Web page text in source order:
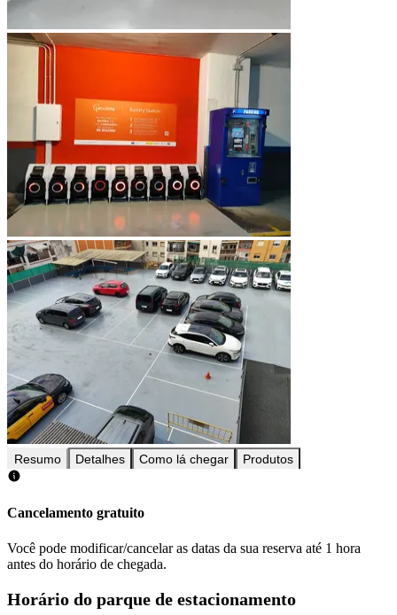
Resumo Detalhes Como lá chegar Produtos
Cancelamento gratuito
Você pode modificar/cancelar as datas da sua reserva até 1 hora
antes do horário de chegada.
Horário do parque de estacionamento